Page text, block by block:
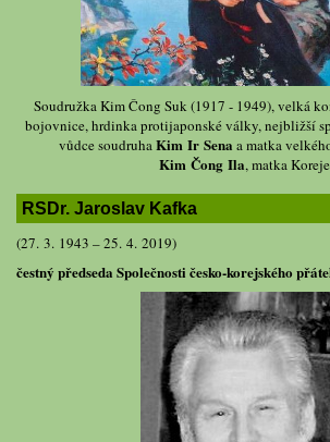
Soudružka Kim Čong Suk (1917 - 1949), velká
bojovnice, hrdinka protijaponské války, nejbližší
vůdce soudruha Kim Ir Sena a matka
Kim Čong Ila, matka Koreje
RSDr. Jaroslav Kafka
(27. 3. 1943 – 25. 4. 2019)
čestný předseda Společnosti česko-korejského